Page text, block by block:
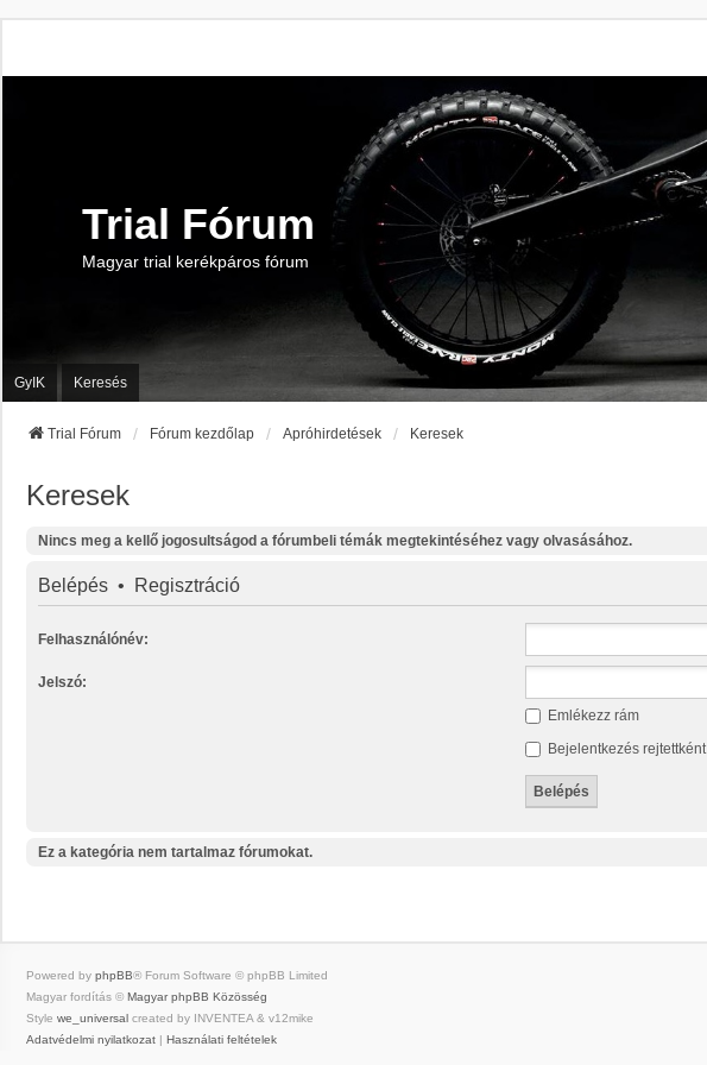
Trial Fórum
Magyar trial kerékpáros fórum
GyIK Keresés
Trial Fórum Fórum kezdőlap Apróhirdetések Keresek
Keresek
Nincs meg a kellő jogosultságod a fórumbeli témák megtekintéséhez vagy olvasásához.
Belépés • Regisztráció
Felhasználónév:
Jelszó:
Emlékezz rám
Bejelentkezés rejtettként
Ez a kategória nem tartalmaz fórumokat.
Powered by phpBB® Forum Software © phpBB Limited
Magyar fordítás © Magyar phpBB Közösség
Style we_universal created by INVENTEA & v12mike
Adatvédelmi nyilatkozat
Használati feltételek